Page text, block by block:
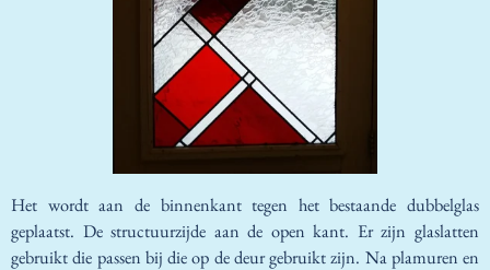
Het wordt aan de binnenkant tegen het bestaande dubbelglas
geplaatst. De structuurzijde aan de open kant. Er zijn glaslatten
gebruikt die passen bij die op de deur gebruikt zijn. Na plamuren en